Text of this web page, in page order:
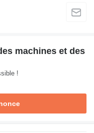
machines et des
!